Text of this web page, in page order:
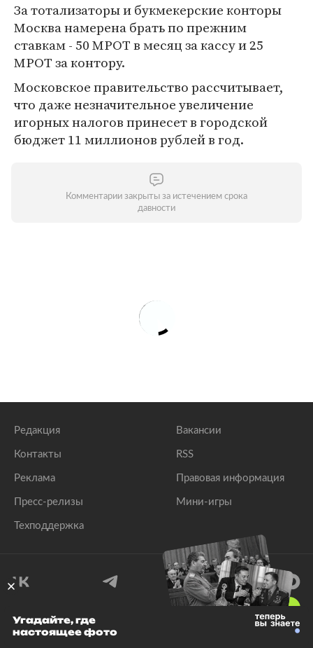
За тотализаторы и букмекерские конторы
Москва намерена брать по прежним
ставкам - 50 МРОТ в месяц за кассу и 25
МРОТ за контору.
Московское правительство рассчитывает,
что даже незначительное увеличение
игорных налогов принесет в городской
бюджет 11 миллионов рублей в год.
Комментарии закрыты за истечением срока
давности
Редакция
Контакты
Реклама
Пресс-релизы
Техподдержка
Вакансии
RSS
Правовая информация
Мини-игры
© 1999–2026 Все права защищены.
Угадайте, где
настоящее фото